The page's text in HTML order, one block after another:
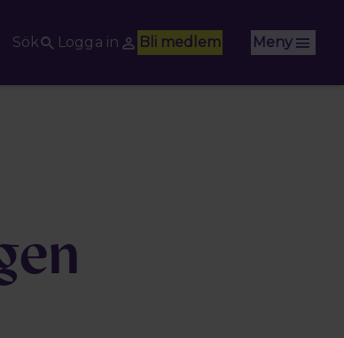
Sök
Logga in Bli medlem Meny